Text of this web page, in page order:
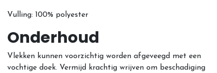
Vulling: 100% polyester
Onderhoud
Vlekken kunnen voorzichtig worden afgeveegd met een
vochtige doek. Vermijd krachtig wrijven om beschadiging